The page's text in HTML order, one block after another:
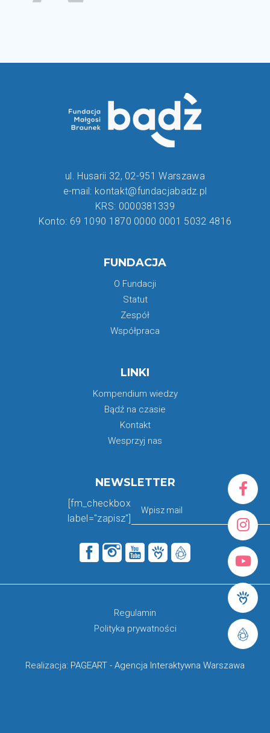
ul. Husarii 32, 02-951 Warszawa
e-mail: kontakt@fundacjabadz.pl
KRS: 0000381339
Konto: 69 1090 1870 0000 0001 5032 4816
FUNDACJA
O Fundacji
Statut
Zespół
Współpraca
LINKI
Kompendium wiedzy
Bądź na czasie
Kontakt
Wesprzyj nas
NEWSLETTER
[fm_checkbox
label="zapisz"]
Realizacja: PAGEART - Agencja Interaktywna Warszawa
Regulamin
Polityka prywatności